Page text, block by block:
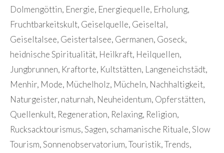
Dolmengöttin, Energie, Energiequelle, Erholung,
Fruchtbarkeitskult, Geiselquelle, Geiseltal,
Geiseltalsee, Geistertalsee, Germanen, Goseck,
heidnische Spiritualität, Heilkraft, Heilquellen,
Jungbrunnen, Kraftorte, Kultstätten, Langeneichstädt,
Menhir, Mode, Müchelholz, Mücheln, Nachhaltigkeit,
Naturgeister, naturnah, Neuheidentum, Opferstätten,
Quellenkult, Regeneration, Relaxing, Religion,
Rucksacktourismus,Sagen, schamanische Rituale,Slow
Tourism,Sonnenobservatorium,Touristik,Trends,